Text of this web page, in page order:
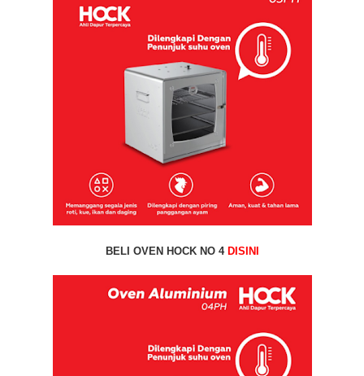
BELI OVEN HOCK NO 4 DISINI